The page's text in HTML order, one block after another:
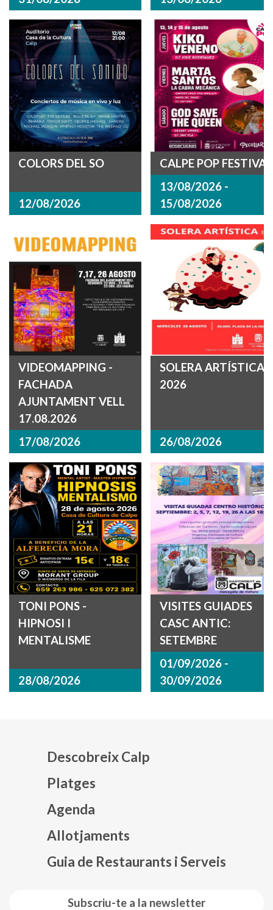
COLORS DEL SO
12/08/2026
CALPE POP FESTIVAL
13/08/2026 -
15/08/2026
VIDEOMAPPING -
FACHADA
AJUNTAMENT VELL
17.08.2026
17/08/2026
SOLERA ARTÍSTICA
2026
26/08/2026
TONI PONS -
HIPNOSI I
MENTALISME
28/08/2026
VISITES GUIADES
CASC ANTIC:
SETEMBRE
01/09/2026 -
30/09/2026
Subscriu-te a la newsletter
Descobreix Calp
Platges
Agenda
Allotjaments
Guia de Restaurants i Serveis